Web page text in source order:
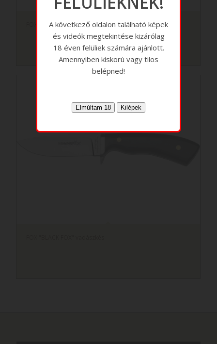
FOX “STILETTO” kés
A következő oldalon található képek
és videók megtekintése kizárólag
18 éven felüliek számára ajánlott.
Amennyiben kiskorú vagy tilos
belépned!